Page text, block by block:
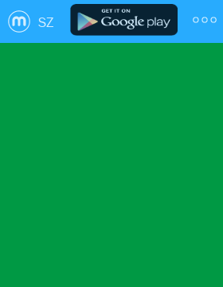
SZ